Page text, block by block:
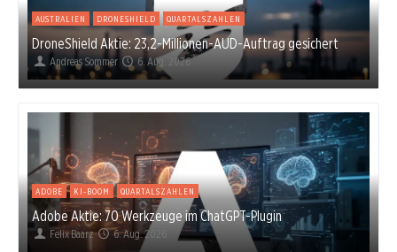
AUSTRALIEN DRONESHIELD QUARTALSZAHLEN
DroneShield Aktie: 23,2-Millionen-AUD-Auftrag gesichert
Andreas Sommer 6. Aug. 2026
ADOBE KI-BOOM QUARTALSZAHLEN
Adobe Aktie: 70 Werkzeuge im ChatGPT-Plugin
Felix Baarz 6. Aug. 2026